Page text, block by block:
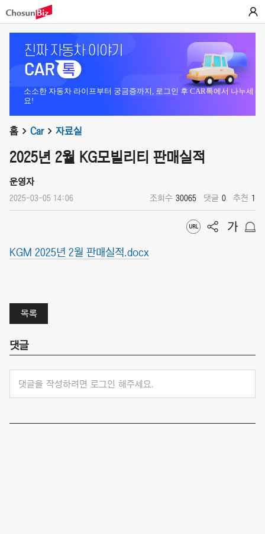
소소한 자동차 라이프부터 궁금증까지, 로그인 후 CAR톡에서 나누세
요!
홈 Car 자료실
2025년 2월 KG모빌리티 판매실적
운영자
2025-03-05 14:06 조회수 30065 댓글 0 추천 1
KGM 2025년 2월 판매실적.docx
목록
댓글
댓글을 작성하려면 로그인 해주세요.